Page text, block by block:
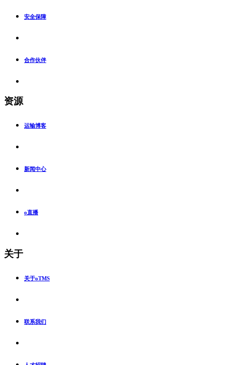
安全保障
合作伙伴
资源
运输博客
新闻中心
o直播
关于
关于oTMS
联系我们